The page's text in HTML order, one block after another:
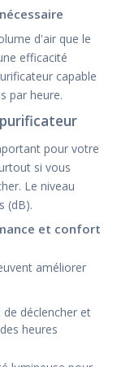
d'air que le
efficacité
capable
par heure.
pour votre
si vous
Le niveau
(dB).
et confort
améliorer
déclencher et
heures